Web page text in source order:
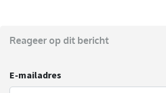
Reageer op dit bericht
E-mailadres